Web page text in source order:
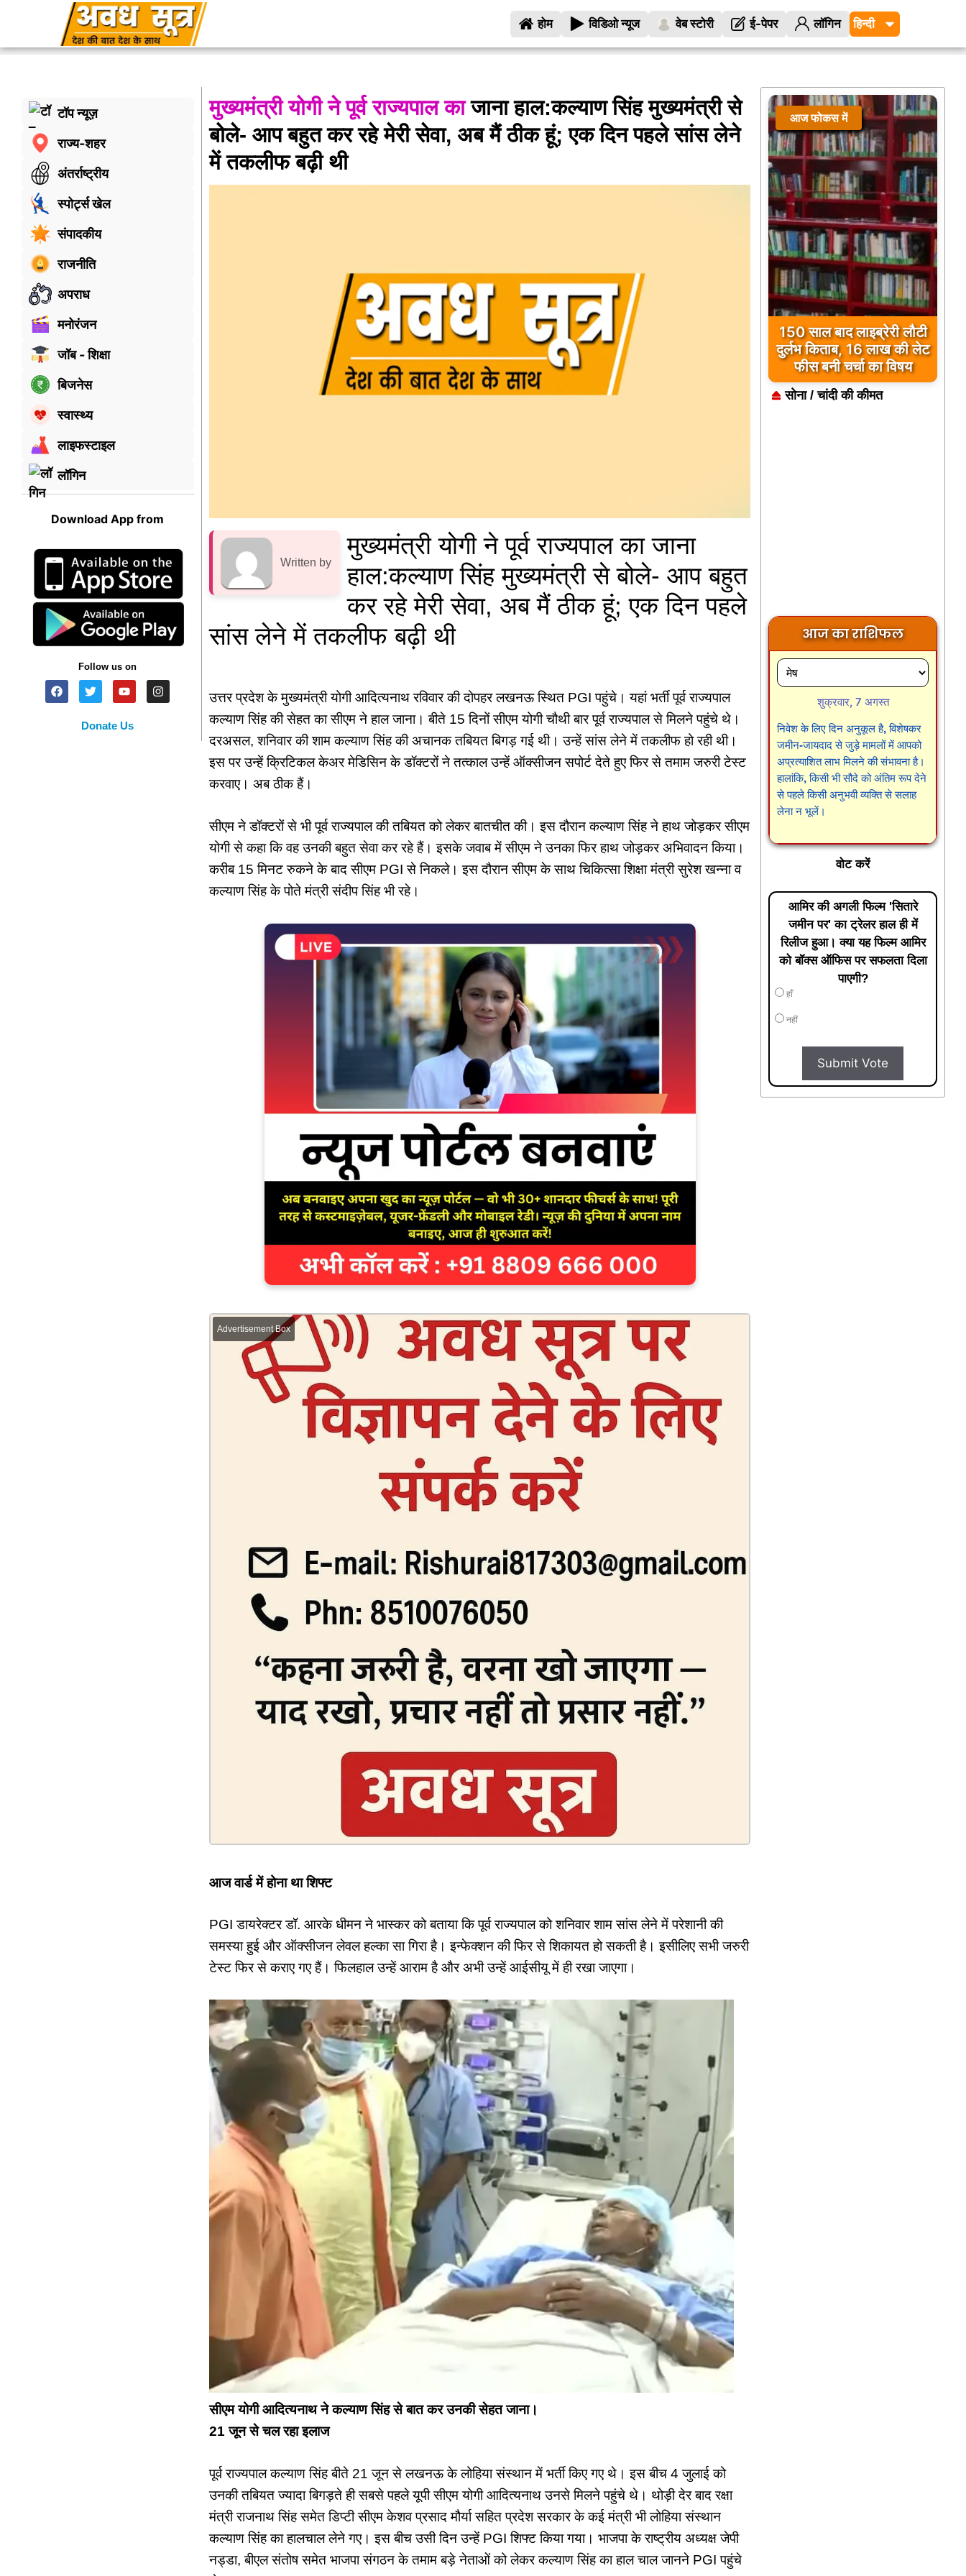
होम विडिओ न्यूज वेब स्टोरी ई-पेपर लॉगिन
टॉप न्यूज़
राज्य-शहर
अंतर्राष्ट्रीय
स्पोर्ट्स खेल
संपादकीय
राजनीति
अपराध
मनोरंजन
जॉब - शिक्षा
बिजनेस
स्वास्थ्य
लाइफस्टाइल
लॉगिन
Download App from
Follow us on
Donate Us
मुख्यमंत्री योगी ने पूर्व राज्यपाल काजाना हाल:कल्याण सिंह मुख्यमंत्री से
बोले- आप बहुत कर रहे मेरी सेवा, अब मैं ठीक हूं; एक दिन पहले सांस लेने
में तकलीफ बढ़ी थी
Written by
मुख्यमंत्री योगी ने पूर्व राज्यपाल का जाना
हाल:कल्याण सिंह मुख्यमंत्री से बोले- आप बहुत
कर रहे मेरी सेवा, अब मैं ठीक हूं; एक दिन पहले
सांस लेने में तकलीफ बढ़ी थी
उत्तर प्रदेश के मुख्यमंत्री योगी आदित्यनाथ रविवार की दोपहर लखनऊ स्थित PGI पहुंचे। यहां भर्ती पूर्व राज्यपाल
कल्याण सिंह की सेहत का सीएम ने हाल जाना। बीते 15 दिनों सीएम योगी चौथी बार पूर्व राज्यपाल से मिलने पहुंचे थे।
दरअसल, शनिवार की शाम कल्याण सिंह की अचानक तबियत बिगड़ गई थी। उन्हें सांस लेने में तकलीफ हो रही थी।
इस पर उन्हें क्रिटिकल केअर मेडिसिन के डॉक्टरों ने तत्काल उन्हें ऑक्सीजन सपोर्ट देते हुए फिर से तमाम जरुरी टेस्ट
करवाए। अब ठीक हैं।
सीएम ने डॉक्टरों से भी पूर्व राज्यपाल की तबियत को लेकर बातचीत की। इस दौरान कल्याण सिंह ने हाथ जोड़कर सीएम
योगी से कहा कि वह उनकी बहुत सेवा कर रहे हैं। इसके जवाब में सीएम ने उनका फिर हाथ जोड़कर अभिवादन किया।
करीब 15 मिनट रुकने के बाद सीएम PGI से निकले। इस दौरान सीएम के साथ चिकित्सा शिक्षा मंत्री सुरेश खन्ना व
कल्याण सिंह के पोते मंत्री संदीप सिंह भी रहे।
Advertisement Box
आज वार्ड में होना था शिफ्ट
PGI डायरेक्टर डॉ. आरके धीमन ने भास्कर को बताया कि पूर्व राज्यपाल को शनिवार शाम सांस लेने में परेशानी की
समस्या हुई और ऑक्सीजन लेवल हल्का सा गिरा है। इन्फेक्शन की फिर से शिकायत हो सकती है। इसीलिए सभी जरुरी
टेस्ट फिर से कराए गए हैं। फिलहाल उन्हें आराम है और अभी उन्हें आईसीयू में ही रखा जाएगा।
सीएम योगी आदित्यनाथ ने कल्याण सिंह से बात कर उनकी सेहत जाना।
21 जून से चल रहा इलाज
पूर्व राज्यपाल कल्याण सिंह बीते 21 जून से लखनऊ के लोहिया संस्थान में भर्ती किए गए थे। इस बीच 4 जुलाई को
उनकी तबियत ज्यादा बिगड़ते ही सबसे पहले यूपी सीएम योगी आदित्यनाथ उनसे मिलने पहुंचे थे। थोड़ी देर बाद रक्षा
मंत्री राजनाथ सिंह समेत डिप्टी सीएम केशव प्रसाद मौर्या सहित प्रदेश सरकार के कई मंत्री भी लोहिया संस्थान
कल्याण सिंह का हालचाल लेने गए। इस बीच उसी दिन उन्हें PGI शिफ्ट किया गया। भाजपा के राष्ट्रीय अध्यक्ष जेपी
नड्डा, बीएल संतोष समेत भाजपा संगठन के तमाम बड़े नेताओं को लेकर कल्याण सिंह का हाल चाल जानने PGI पहुंचे
आज फोकस में
150 साल बाद लाइब्रेरी लौटी
दुर्लभ किताब, 16 लाख की लेट
फीस बनी चर्चा का विषय
सोना / चांदी की कीमत
आज का राशिफल
शुक्रवार, 7 अगस्त
निवेश के लिए दिन अनुकूल है, विशेषकर
जमीन-जायदाद से जुड़े मामलों में आपको
अप्रत्याशित लाभ मिलने की संभावना है।
हालांकि, किसी भी सौदे को अंतिम रूप देने
से पहले किसी अनुभवी व्यक्ति से सलाह
लेना न भूलें।
वोट करें
आमिर की अगली फिल्म 'सितारे
जमीन पर' का ट्रेलर हाल ही में
रिलीज हुआ। क्या यह फिल्म आमिर
को बॉक्स ऑफिस पर सफलता दिला
पाएगी?
हाँ
नहीं
Submit Vote